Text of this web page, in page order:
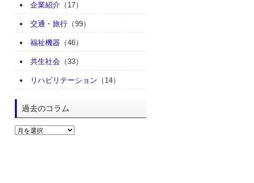
企業紹介 （17）
交通・旅行 （99）
福祉機器 （46）
共生社会 （33）
リハビリテーション （14）
過去のコラム